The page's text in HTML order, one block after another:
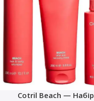
Cotril Beach — Набір